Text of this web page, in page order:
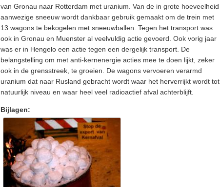
van Gronau naar Rotterdam met uranium. Van de in grote hoeveelheid
aanwezige sneeuw wordt dankbaar gebruik gemaakt om de trein met
13 wagons te bekogelen met sneeuwballen. Tegen het transport was
ook in Gronau en Muenster al veelvuldig actie gevoerd. Ook vorig jaar
was er in Hengelo een actie tegen een dergelijk transport. De
belangstelling om met anti-kernenergie acties mee te doen lijkt, zeker
ook in de grensstreek, te groeien. De wagons vervoeren verarmd
uranium dat naar Rusland gebracht wordt waar het herverrijkt wordt tot
natuurlijk niveau en waar heel veel radioactief afval achterblijft.
Bijlagen: